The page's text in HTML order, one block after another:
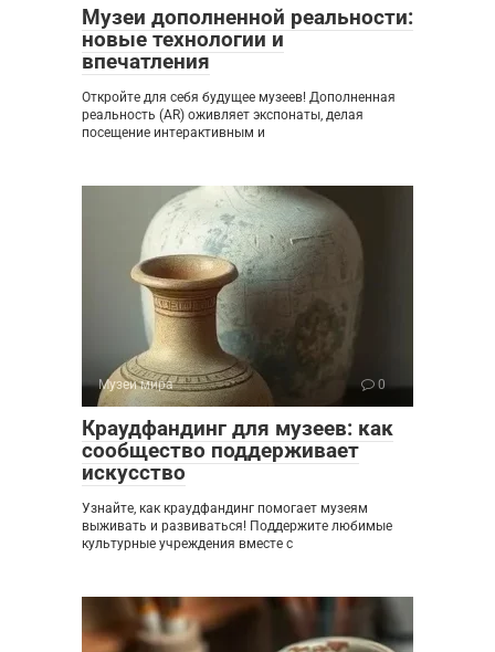
Музеи дополненной реальности:
новые технологии и
впечатления
Откройте для себя будущее музеев! Дополненная
реальность (AR) оживляет экспонаты, делая
посещение интерактивным и
Музеи мира 0
Краудфандинг для музеев: как
сообщество поддерживает
искусство
Узнайте, как краудфандинг помогает музеям
выживать и развиваться! Поддержите любимые
культурные учреждения вместе с